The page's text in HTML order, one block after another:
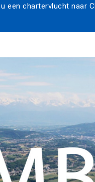
een chartervlucht naar